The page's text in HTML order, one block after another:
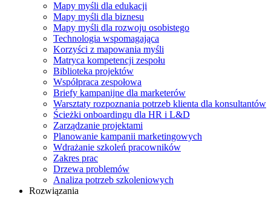
Mapy myśli dla edukacji
Mapy myśli dla biznesu
Mapy myśli dla rozwoju osobistego
Technologia wspomagająca
Korzyści z mapowania myśli
Matryca kompetencji zespołu
Biblioteka projektów
Współpraca zespołowa
Briefy kampanijne dla marketerów
Warsztaty rozpoznania potrzeb klienta dla konsultantów
Ścieżki onboardingu dla HR i L&D
Zarządzanie projektami
Planowanie kampanii marketingowych
Wdrażanie szkoleń pracowników
Zakres prac
Drzewa problemów
Analiza potrzeb szkoleniowych
Rozwiązania